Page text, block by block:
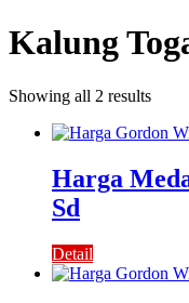
Kalung
Showing all 2 results
Harga
Sd
Detail